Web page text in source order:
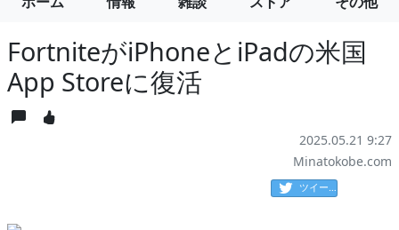
FortniteがiPhoneとiPadの米国
App Storeに復活
2025.05.21 9:27
Minatokobe.com
ツイート